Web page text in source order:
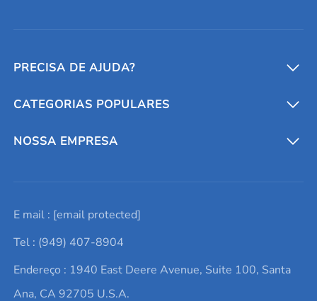
PRECISA DE AJUDA?
Conversores e calculadoras
Entre em contato conosco
Lista de consultas
Termos e Condições
Política de Privacidade
CATEGORIAS POPULARES
Metais refratários
Elementos de terras raras
Alvos de pulverização catódica
Ácido hialurônico
NOSSA EMPRESA
Promoções atuais
Notícias e blogs
Estudos de caso
E mail : [email protected]
Tel : (949) 407-8904
Endereço : 1940 East Deere Avenue, Suite 100, Santa
Ana, CA 92705 U.S.A.